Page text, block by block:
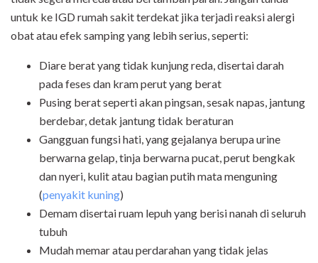
untuk ke IGD rumah sakit terdekat jika terjadi reaksi alergi
obat atau efek samping yang lebih serius, seperti:
Diare berat yang tidak kunjung reda, disertai darah
pada feses dan kram perut yang berat
Pusing berat seperti akan pingsan, sesak napas, jantung
berdebar, detak jantung tidak beraturan
Gangguan fungsi hati, yang gejalanya berupa urine
berwarna gelap, tinja berwarna pucat, perut bengkak
dan nyeri, kulit atau bagian putih mata menguning
(penyakit kuning)
Demam disertai ruam lepuh yang berisi nanah di seluruh
tubuh
Mudah memar atau perdarahan yang tidak jelas